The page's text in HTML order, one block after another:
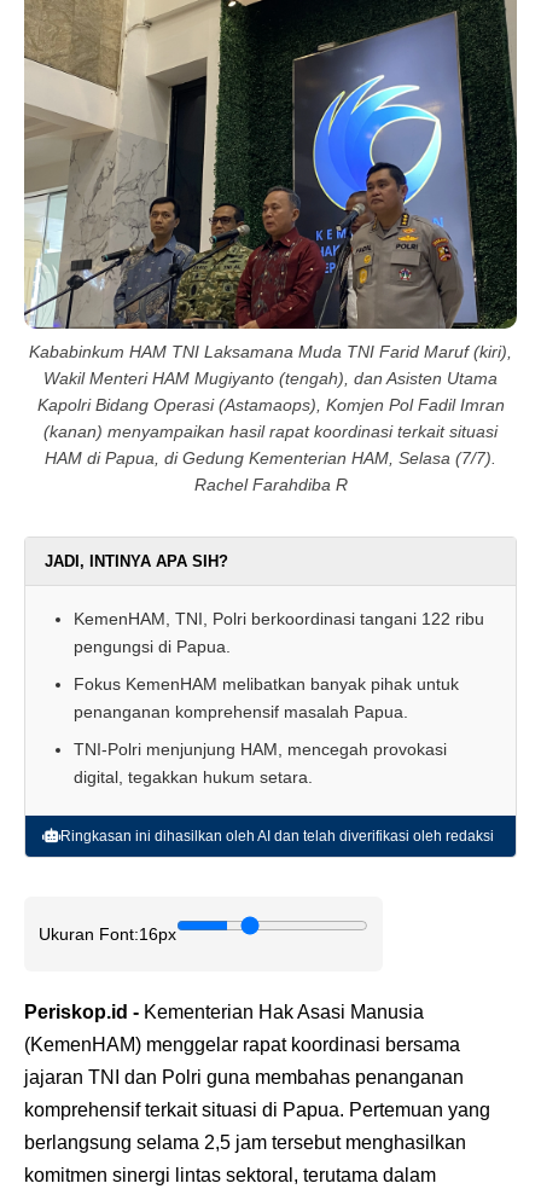
Kababinkum HAM TNI Laksamana Muda TNI Farid Maruf (kiri),
Wakil Menteri HAM Mugiyanto (tengah), dan Asisten Utama
Kapolri Bidang Operasi (Astamaops), Komjen Pol Fadil Imran
(kanan) menyampaikan hasil rapat koordinasi terkait situasi
HAM di Papua, di Gedung Kementerian HAM, Selasa (7/7).
Rachel Farahdiba R
JADI, INTINYA APA SIH?
KemenHAM, TNI, Polri berkoordinasi tangani 122 ribu
pengungsi di Papua.
Fokus KemenHAM melibatkan banyak pihak untuk
penanganan komprehensif masalah Papua.
TNI-Polri menjunjung HAM, mencegah provokasi
digital, tegakkan hukum setara.
Ringkasan ini dihasilkan oleh AI dan telah diverifikasi oleh redaksi
Ukuran Font:16px
Periskop.id - Kementerian Hak Asasi Manusia
(KemenHAM) menggelar rapat koordinasi bersama
jajaran TNI dan Polri guna membahas penanganan
komprehensif terkait situasi di Papua. Pertemuan yang
berlangsung selama 2,5 jam tersebut menghasilkan
komitmen sinergi lintas sektoral, terutama dalam